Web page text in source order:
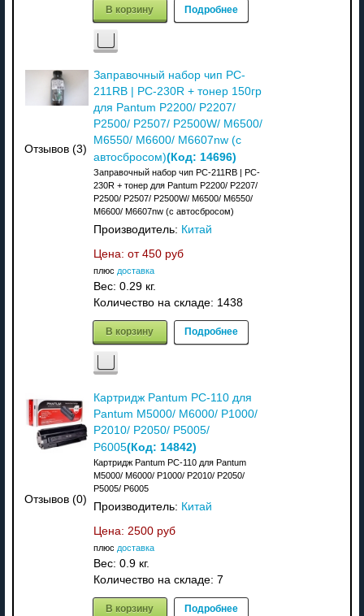
В корзину Подробнее
Отзывов (3)
Заправочный набор чип PC-
211RB | PC-230R + тонер 150гр
для Pantum P2200/ P2207/
P2500/ P2507/ P2500W/ M6500/
M6550/ M6600/ M6607nw (с
автосбросом)(Код: 14696)
Заправочный набор чип PC-211RB | PC-
230R + тонер для Pantum P2200/ P2207/
P2500/ P2507/ P2500W/ M6500/ M6550/
M6600/ M6607nw (с автосбросом)
Производитель: Китай
Цена: от 450 руб
плюс доставка
Вес: 0.29 кг.
Количество на складе: 1438
В корзину Подробнее
Отзывов (0)
Картридж Pantum PC-110 для
Pantum M5000/ M6000/ P1000/
P2010/ P2050/ P5005/
P6005(Код: 14842)
Картридж Pantum PC-110 для Pantum
M5000/ M6000/ P1000/ P2010/ P2050/
P5005/ P6005
Производитель: Китай
Цена: 2500 руб
плюс доставка
Вес: 0.9 кг.
Количество на складе: 7
В корзину Подробнее